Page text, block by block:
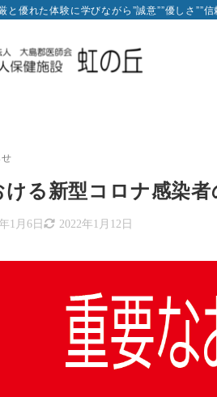
優れた体験に学びながら”誠意””優しさ””信
る新型コロナ感染者
1月6日 2022年1月12日